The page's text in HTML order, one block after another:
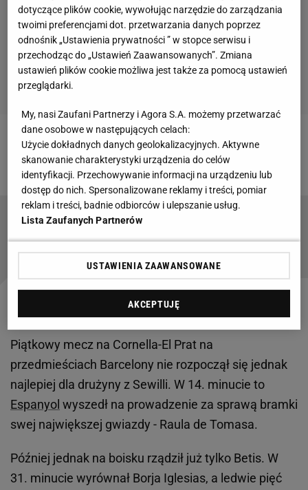
Zobacz wideoJeden piłkarz panicznie boi się
powrotu Nawałki. "Nie było zmiłuj" [Sport.pl LIVE #5]
Barcelona wylatuje z Pucharu Króla. Koszmar
gwiazdora. Nie mógł powstrzymać łez
Cudowna asysta Canalesa i kolejna wygrana Betisu
Piątkowy mecz na Cornella-El Prat na
przedmieściach Barcelony nie rozpoczął się jednak
najlepiej dla drużyny z Sewilli. W 14. minucie to
Espanyol wyszedł na prowadzenie za sprawą bramki
swej największej gwiazdy - Raula de Tomasa.
Później jednak na boisku rządził już tylko Betis. W
31. minucie wyrównał Borja Iglesias, a ledwie pięć
dotyczące plików cookie, wywołując narzędzie do zarządzania
twoimi preferencjami dot. przetwarzania danych poprzez
odnośnik „Ustawienia prywatności ” w stopce serwisu i
przechodząc do „Ustawień Zaawansowanych”. Zmiana
ustawień plików cookie możliwa jest także za pomocą ustawień
przeglądarki.
My, nasi Zaufani Partnerzy i Agora S.A. możemy przetwarzać
dane osobowe w następujących celach:
Użycie dokładnych danych geolokalizacyjnych. Aktywne
skanowanie charakterystyki urządzenia do celów
identyfikacji. Przechowywanie informacji na urządzeniu lub
dostęp do nich. Spersonalizowane reklamy i treści, pomiar
reklam i treści, badnie odbiorców i ulepszanie usług.
Lista Zaufanych Partnerów
USTAWIENIA ZAAWANSOWANE
AKCEPTUJĘ